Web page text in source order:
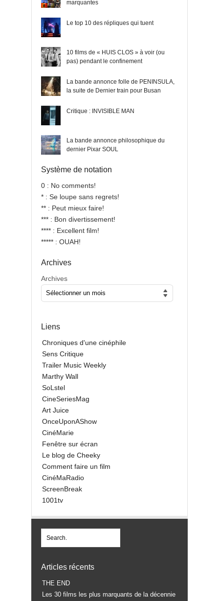
marquantes
Le top 10 des répliques qui tuent
10 films de « HUIS CLOS » à voir (ou
pas) pendant le confinement
La bande annonce folle de PENINSULA,
la suite de Dernier train pour Busan
Critique : INVISIBLE MAN
La bande annonce philosophique du
dernier Pixar SOUL
Système de notation
0 : No comments!
* : Se loupe sans regrets!
** : Peut mieux faire!
*** : Bon divertissement!
**** : Excellent film!
***** : OUAH!
Archives
Archives
Liens
Chroniques d'une cinéphile
Sens Critique
Trailer Music Weekly
Marthy Wall
SoLstel
CineSeriesMag
Art Juice
OnceUponAShow
CinéMarie
Fenêtre sur écran
Le blog de Cheeky
Comment faire un film
CinéMaRadio
ScreenBreak
1001tv
Articles récents
THE END
Les 30 films les plus marquants de la décennie